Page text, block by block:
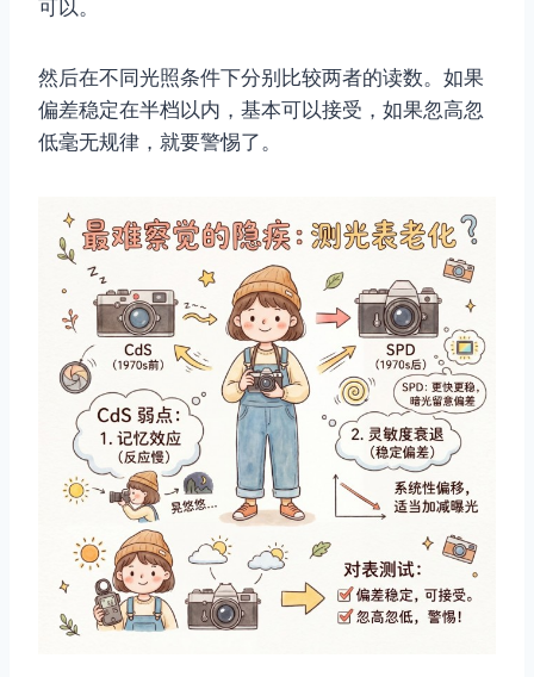
可以。
然后在不同光照条件下分别比较两者的读数。如果
偏差稳定在半档以内，基本可以接受，如果忽高忽
低毫无规律，就要警惕了。